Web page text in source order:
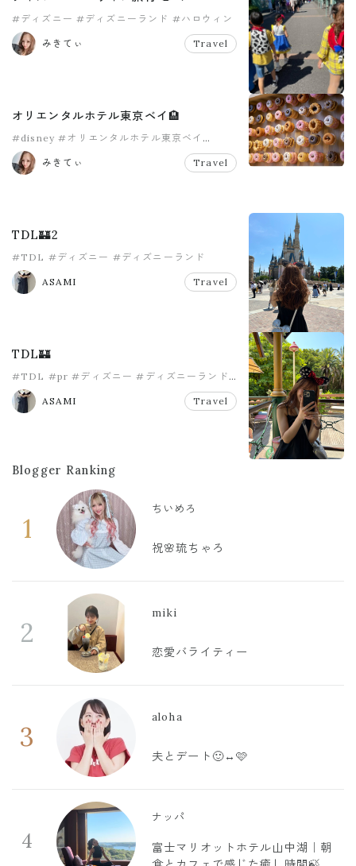
#ディズニー #ディズニーランド #ハロウィン
#旅行
みきてぃ
Travel
オリエンタルホテル東京ベイ🏨
#disney #オリエンタルホテル東京ベイ
#ディズニー
#ディズニー旅行
みきてぃ Travel
TDL🏰2
#TDL #ディズニー #ディズニーランド
ASAMI Travel
TDL🏰
#TDL #pr #ディズニー #ディズニーランド
#旅行
ASAMI
Travel
Blogger Ranking
1
ちいめろ
祝🌸琉ちゃろ
2
miki
恋愛バライティー
3
aloha
夫とデート🙂‍↔️🩷
4
ナッパ
富士マリオットホテル山中湖｜朝